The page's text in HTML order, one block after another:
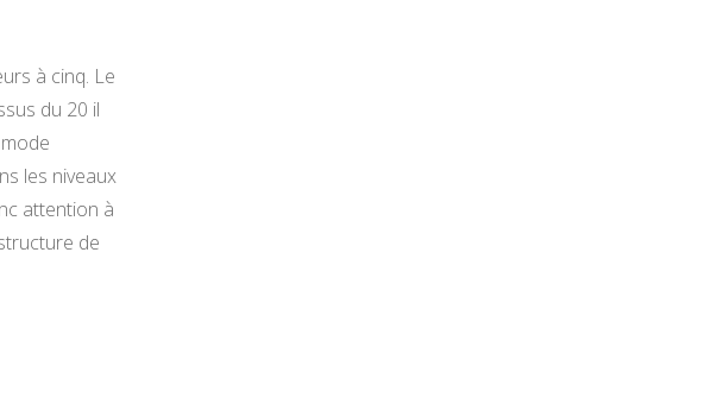
à cinq. Le
du 20 il
les niveaux
attention à
de